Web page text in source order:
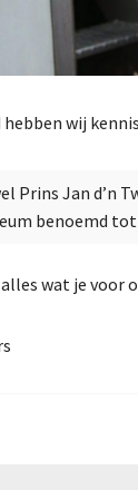
wij
Prins Jan d’n
benoemd
wat je voor